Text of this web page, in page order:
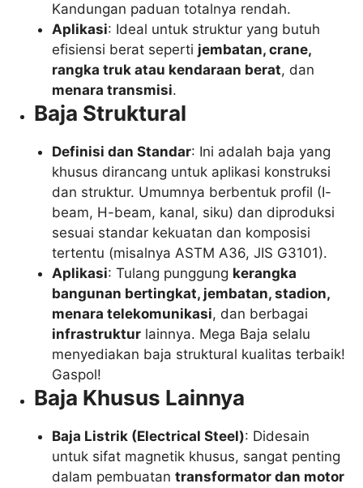
Kandungan paduan totalnya rendah.
Aplikasi: Ideal untuk struktur yang butuh
efisiensi berat seperti jembatan, crane,
rangka truk atau kendaraan berat, dan
menara transmisi.
Baja Struktural
Definisi dan Standar: Ini adalah baja yang
khusus dirancang untuk aplikasi konstruksi
dan struktur. Umumnya berbentuk profil (I-
beam, H-beam, kanal, siku) dan diproduksi
sesuai standar kekuatan dan komposisi
tertentu (misalnya ASTM A36, JIS G3101).
Aplikasi: Tulang punggung kerangka
bangunan bertingkat, jembatan, stadion,
menara telekomunikasi, dan berbagai
infrastruktur lainnya. Mega Baja selalu
menyediakan baja struktural kualitas terbaik!
Gaspol!
Baja Khusus Lainnya
Baja Listrik (Electrical Steel): Didesain
untuk sifat magnetik khusus, sangat penting
dalam pembuatantransformator dan motor